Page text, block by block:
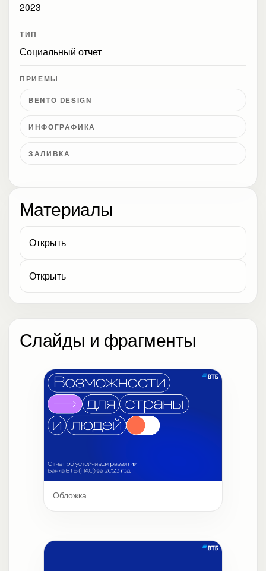
2023
ТИП
Социальный отчет
ПРИЕМЫ
BENTO DESIGN
ИНФОГРАФИКА
ЗАЛИВКА
Материалы
Открыть
Открыть
Слайды и фрагменты
Обложка